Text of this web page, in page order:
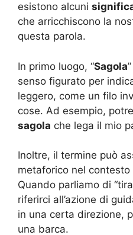
esistono alcuni
che arricchiscono la
questa parola.
In primo luogo, “Sagola
senso figurato per
leggero, come un filo
cose. Ad esempio,
sagola che lega il mio
Inoltre, il termine può
metaforico nel
Quando parliamo di
riferirci all’azione di
in una certa direzione,
una barca.